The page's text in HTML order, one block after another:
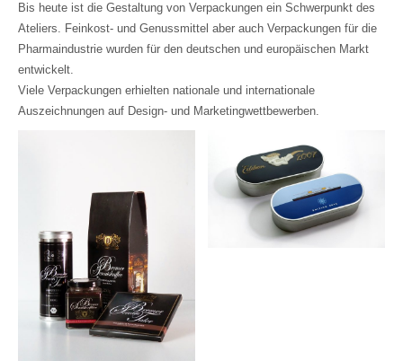
Bis heute ist die Gestaltung von Verpackungen ein Schwerpunkt des
Ateliers. Feinkost- und Genussmittel aber auch Verpackungen für die
Pharmaindustrie wurden für den deutschen und europäischen Markt
entwickelt.
Viele Verpackungen erhielten nationale und internationale
Auszeichnungen auf Design- und Marketingwettbewerben.